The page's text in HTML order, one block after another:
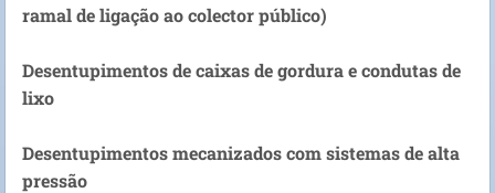
ramal de ligação ao colector público)
Desentupimentos de caixas de gordura e condutas de
lixo
Desentupimentos mecanizados com sistemas de alta
pressão